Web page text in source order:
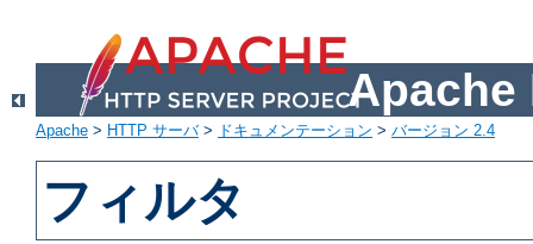
Apache
Apache > HTTP サーバ> ドキュメンテーション > バージョン 2.4
フィルタ